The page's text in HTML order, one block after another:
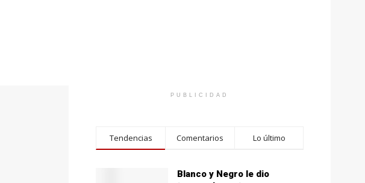
PUBLICIDAD
Tendencias Comentarios Lo último
Blanco y Negro le dio